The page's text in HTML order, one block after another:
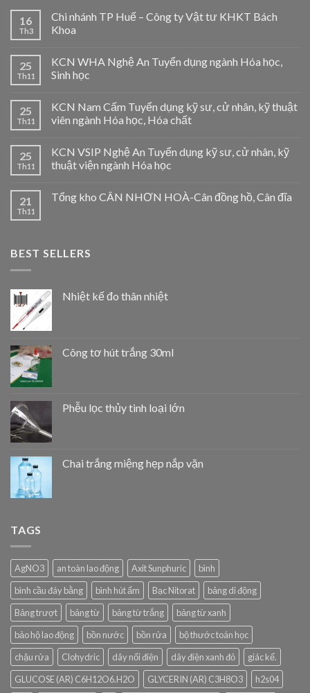
16
Th3
Chi nhánh TP Huế – Công ty Vật tư KHKT Bách
Khoa
25
Th11
KCN WHA Nghệ An Tuyển dụng ngành Hóa học,
Sinh học
25
Th11
KCN Nam Cấm Tuyển dụng kỹ sư, cử nhân, kỹ thuật
viên ngành Hóa học, Hóa chất
25
Th11
KCN VSIP Nghệ An Tuyển dụng kỹ sư, cử nhân, kỹ
thuật viện ngành Hóa học
21
Th11
Tổng kho CÂN NHƠN HOÀ-Cân đồng hồ, Cân đĩa
BEST SELLERS
Nhiệt kế đo thân nhiệt
Công tơ hút trắng 30ml
Phễu lọc thủy tinh loại lớn
Chai trắng miệng hẹp nắp vặn
TAGS
AgNO3 an toàn lao động Axit Sunphuric
bình
bình cầu đáy bằng
bình hút ẩm Bạc Nitorat
bảng di động
Bảng trượt
bảng từ bảng từ trắng
bảng từ xanh
bảo hộ lao động
bồn nước bồn rửa
bộ thước toán học
chậu rửa
Clohydric dây nối điện dây điện xanh đỏ
giác kế.
GLUCOSE (AR) C6H12O6.H2O
GLYCERIN (AR) C3H8O3 h2s04